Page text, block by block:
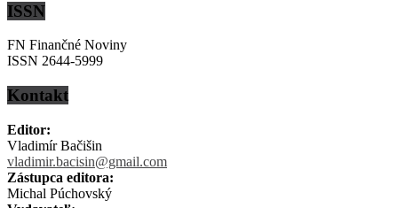
ISSN
FN Finančné Noviny
ISSN 2644-5999
Kontakt
Editor:
Vladimír Bačišin
vladimir.bacisin@gmail.com
Zástupca editora:
Michal Púchovský